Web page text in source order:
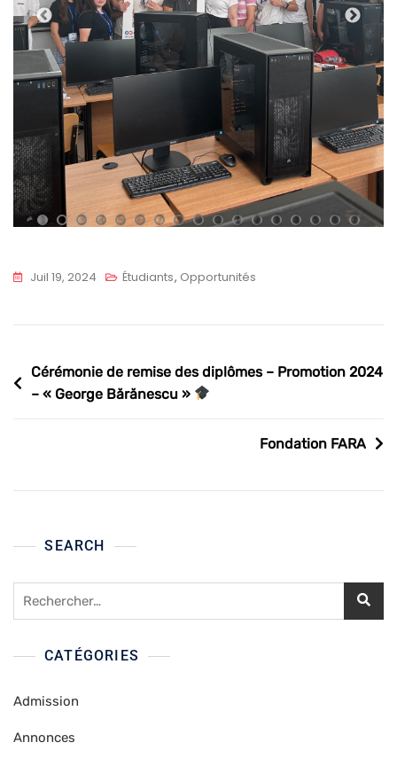
1 2 3 4 5 6 7 8 9 10 11 12 13 14 15 16 17
Juil 19, 2024 Étudiants, Opportunités
Navigation
de
Cérémonie de remise des diplômes – Promotion 2024
– « George Bărănescu »
Fondation FARA
SEARCH
CATÉGORIES
Admission
Annonces